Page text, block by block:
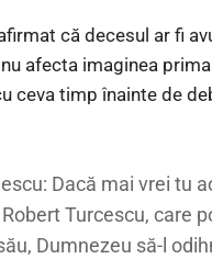
că decesul ar fi
afecta imaginea
ceva timp înainte de
Dacă mai vrei tu
Turcescu, care
Dumnezeu să-l